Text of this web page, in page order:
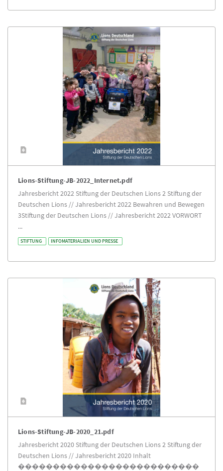
Lions-Stiftung-JB-2022_Internet.pdf
Jahresbericht 2022 Stiftung der Deutschen Lions 2 Stiftung der
Deutschen Lions // Jahresbericht 2022 Bewahren und Bewegen
3Stiftung der Deutschen Lions // Jahresbericht 2022 VORWORT
...
STIFTUNG INFOMATERIALIEN UND PRESSE
Lions-Stiftung-JB-2020_21.pdf
Jahresbericht 2020 Stiftung der Deutschen Lions 2 Stiftung der
Deutschen Lions // Jahresbericht 2020 Inhalt
��������������������������